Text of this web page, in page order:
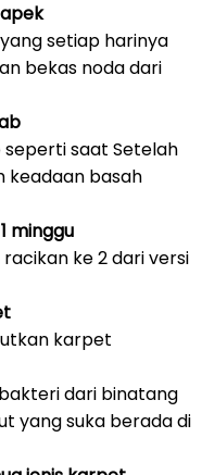
setiap harinya
bekas noda dari
saat Setelah
keadaan basah
minggu
ke 2 dari versi
karpet
dari binatang
yang suka berada di